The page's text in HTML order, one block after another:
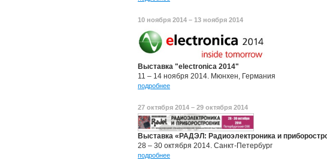
10 ноября 2014 – 13 ноября 2014
Выставка "electronica 2014"
11 – 14 ноября 2014. Мюнхен, Германия
подробнее
27 октября 2014 – 29 октября 2014
Выставка «РАДЭЛ: Радиоэлектроника и
28 – 30 октября 2014. Санкт-Петербург
подробнее